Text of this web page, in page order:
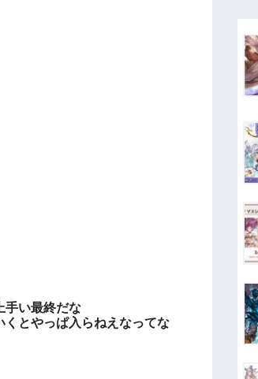
手い最終だな
くとやっぱ入らねえなってな